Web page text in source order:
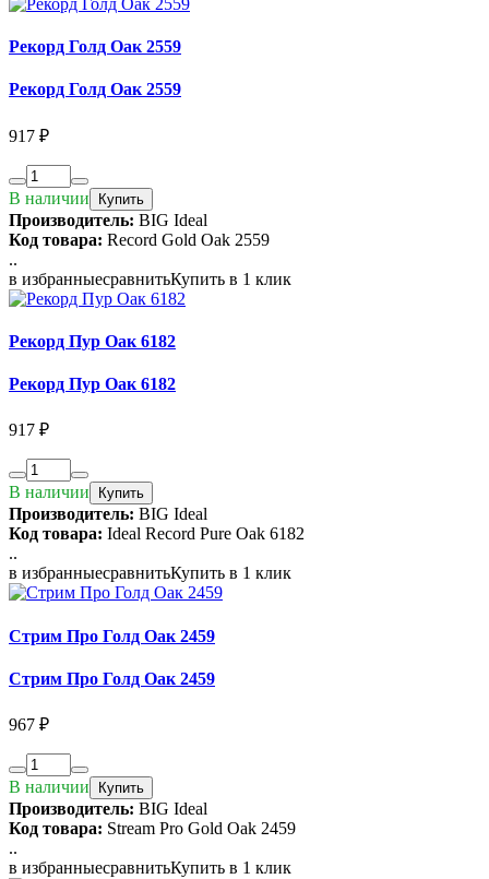
Рекорд Голд Оак 2559
Рекорд Голд Оак 2559
917 ₽
В наличии Купить
Производитель: BIG Ideal
Код товара: Record Gold Oak 2559
..
в избранныесравнитьКупить в 1 клик
Рекорд Пур Оак 6182
Рекорд Пур Оак 6182
917 ₽
В наличии Купить
Производитель: BIG Ideal
Код товара: Ideal Record Pure Oak 6182
..
в избранныесравнитьКупить в 1 клик
Стрим Про Голд Оак 2459
Стрим Про Голд Оак 2459
967 ₽
В наличии Купить
Производитель: BIG Ideal
Код товара: Stream Pro Gold Oak 2459
..
в избранныесравнитьКупить в 1 клик